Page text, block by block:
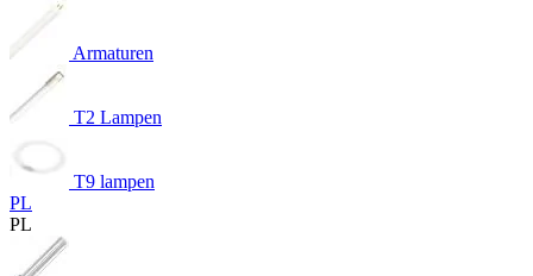
Armaturen
T2 Lampen
T9 lampen
PL
PL